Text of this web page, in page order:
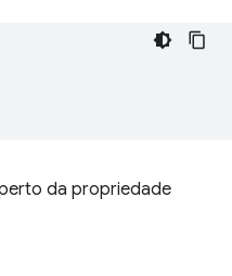
da propriedade